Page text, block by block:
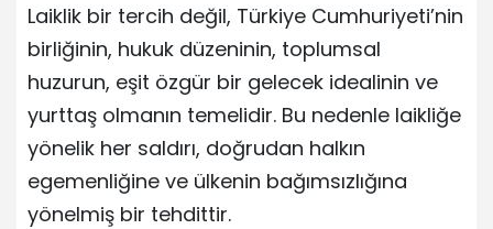
Laiklik bir tercih değil, Türkiye Cumhuriyeti’nin
birliğinin, hukuk düzeninin, toplumsal
huzurun, eşit özgür bir gelecek idealinin ve
yurttaş olmanın temelidir. Bu nedenle laikliğe
yönelik her saldırı, doğrudan halkın
egemenliğine ve ülkenin bağımsızlığına
yönelmiş bir tehdittir.